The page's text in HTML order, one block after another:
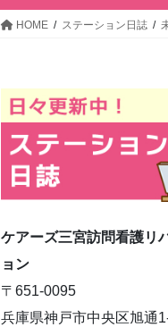
HOME ステーション日誌
ケアーズ三宮訪問看護リ
ョン
〒651-0095
兵庫県神戸市中央区旭通